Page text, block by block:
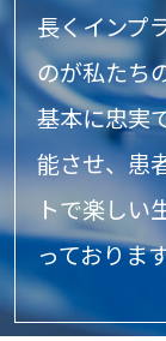
長くインプ
のが私たち
基本に忠実
能させ、患
トで楽しい
っておりま